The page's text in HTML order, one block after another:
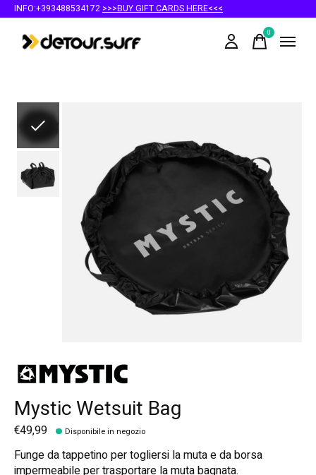
INFO:+393488534172 >>>BUY GIFT CARDS HERE<<<
0items
Mystic Wetsuit Bag
€49,99 Disponibile in negozio
Funge da tappetino per togliersi la muta e da borsa
impermeabile per trasportare la muta bagnata.